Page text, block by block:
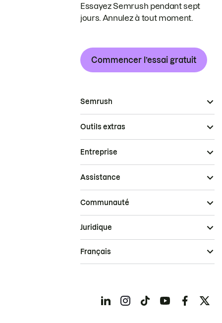
Essayez Semrush pendant sept
jours. Annulez à tout moment.
Commencer l’essai gratuit
Semrush
Outils extras
Entreprise
Assistance
Communauté
Juridique
Français